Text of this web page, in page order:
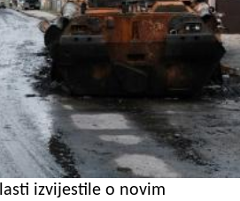
izvijestile o novim